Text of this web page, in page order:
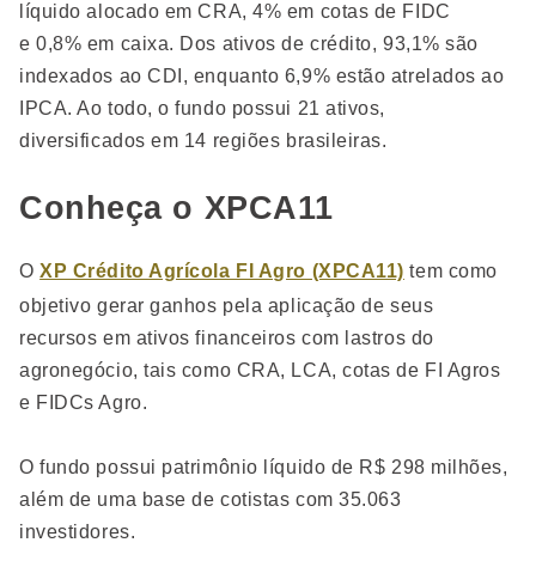
líquido alocado em CRA, 4% em cotas de FIDC
e 0,8% em caixa. Dos ativos de crédito, 93,1% são
indexados ao CDI, enquanto 6,9% estão atrelados ao
IPCA. Ao todo, o fundo possui 21 ativos,
diversificados em 14 regiões brasileiras.
Conheça o XPCA11
OXP Crédito Agrícola FI Agro (XPCA11) tem como
objetivo gerar ganhos pela aplicação de seus
recursos em ativos financeiros com lastros do
agronegócio, tais como CRA, LCA, cotas de FI Agros
e FIDCs Agro.
O fundo possui patrimônio líquido de R$ 298 milhões,
além de uma base de cotistas com 35.063
investidores.